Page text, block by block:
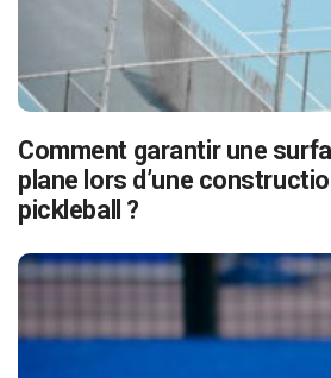
Comment garantir une
plane lors d’une
pickleball ?